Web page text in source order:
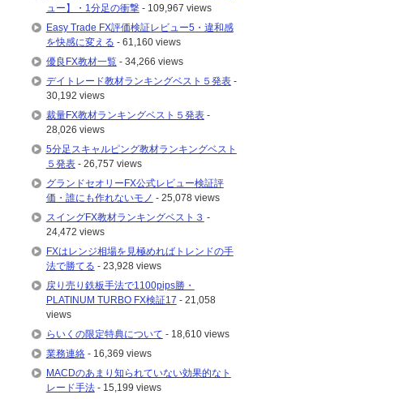
ュー】・1分足の衝撃- 109,967 views
Easy Trade FX評価検証レビュー5・違和感
を快感に変える - 61,160 views
優良FX教材一覧- 34,266 views
デイトレード教材ランキングベスト５発表-
30,192 views
裁量FX教材ランキングベスト５発表-
28,026 views
5分足スキャルピング教材ランキングベスト
５発表- 26,757 views
グランドセオリーFX公式レビュー検証評
価・誰にも作れないモノ - 25,078 views
スイングFX教材ランキングベスト３ -
24,472 views
FXはレンジ相場を見極めればトレンドの手
法で勝てる - 23,928 views
戻り売り鉄板手法で1100pips勝・
PLATINUM TURBO FX検証17 - 21,058
views
らいくの限定特典について - 18,610 views
業務連絡- 16,369 views
MACDのあまり知られていない効果的なト
レード手法- 15,199 views